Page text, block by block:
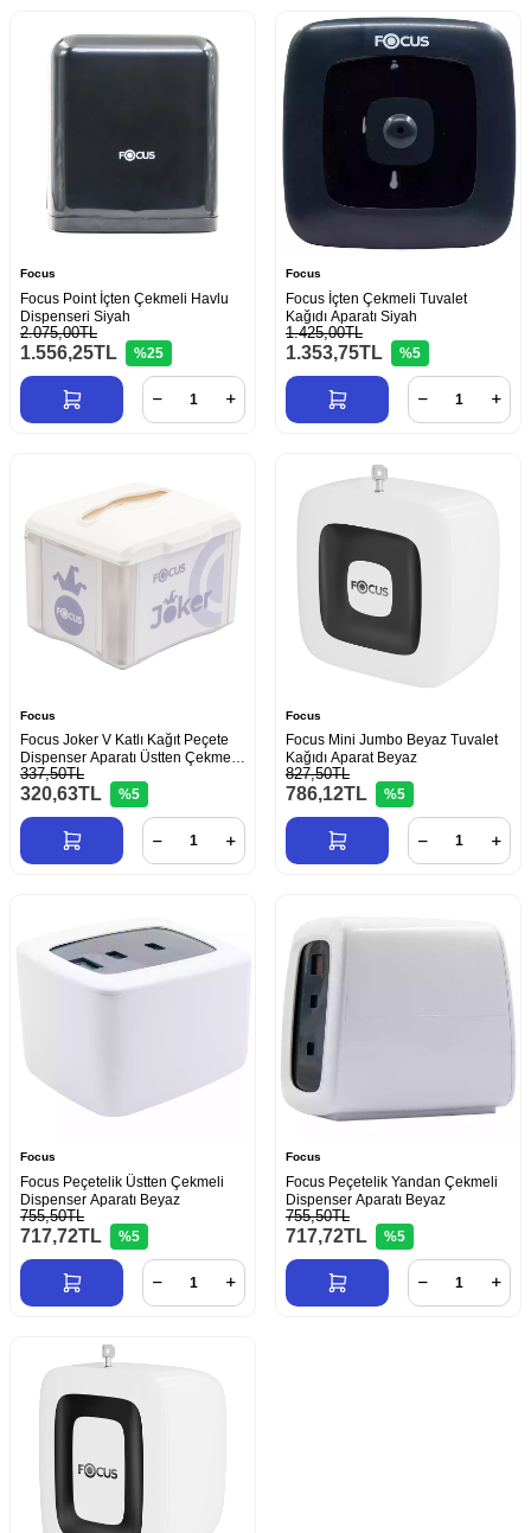
Focus
Focus Point İçten Çekmeli Havlu
Dispenseri Siyah
2.075,00TL
1.556,25TL %25
Focus
Focus İçten Çekmeli Tuvalet
Kağıdı Aparatı Siyah
1.425,00TL
1.353,75TL %5
Focus
Focus Joker V Katlı Kağıt Peçete
Dispenser Aparatı Üstten Çekmeli
Beyaz
337,50TL
320,63TL %5
Focus
Focus Mini Jumbo Beyaz Tuvalet
Kağıdı Aparat Beyaz
827,50TL
786,12TL %5
Focus
Focus Peçetelik Üstten Çekmeli
Dispenser Aparatı Beyaz
755,50TL
717,72TL %5
Focus
Focus Peçetelik Yandan Çekmeli
Dispenser Aparatı Beyaz
755,50TL
717,72TL %5